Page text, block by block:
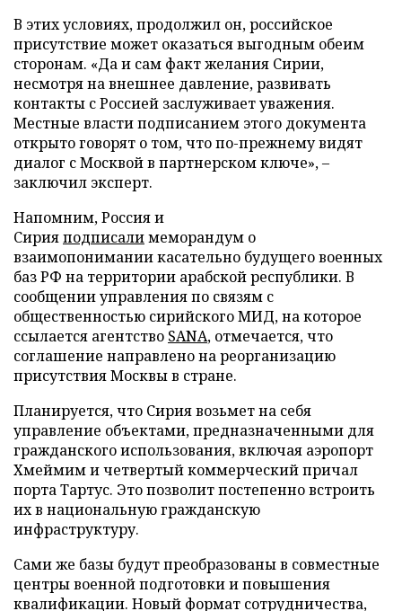
В этих условиях, продолжил он, российское
присутствие может оказаться выгодным обеим
сторонам. «Да и сам факт желания Сирии,
несмотря на внешнее давление, развивать
контакты с Россией заслуживает уважения.
Местные власти подписанием этого документа
открыто говорят о том, что по-прежнему видят
диалог с Москвой в партнерском ключе», –
заключил эксперт.
Напомним, Россия и
Сирияподписалимеморандум о
взаимопонимании касательно будущего военных
баз РФ на территории арабской республики. В
сообщении управления по связям с
общественностью сирийского МИД, на которое
ссылается агентство SANA, отмечается, что
соглашение направлено на реорганизацию
присутствия Москвы в стране.
Планируется, что Сирия возьмет на себя
управление объектами, предназначенными для
гражданского использования, включая аэропорт
Хмеймим и четвертый коммерческий причал
порта Тартус. Это позволит постепенно встроить
их в национальную гражданскую
инфраструктуру.
Сами же базы будут преобразованы в совместные
центры военной подготовки и повышения
квалификации. Новый формат сотрудничества,